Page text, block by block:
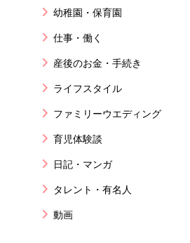
幼稚園・保育園
仕事・働く
産後のお金・手続き
ライフスタイル
ファミリーウエディング
育児体験談
日記・マンガ
タレント・有名人
動画